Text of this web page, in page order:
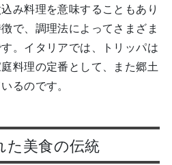
み料理を意味することもあり
で、調理法によってさまざま
。イタリアでは、トリッパは
料理の定番として、また郷土
るのです。
た美食の伝統